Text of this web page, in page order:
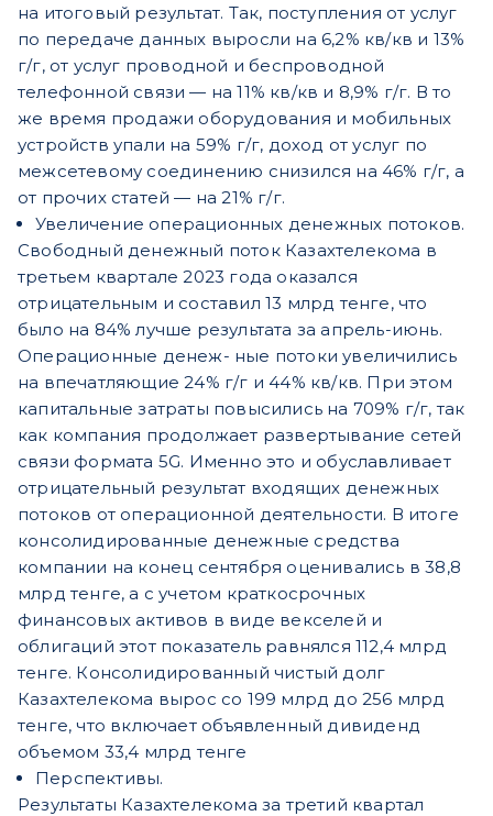
на итоговый результат. Так, поступления от услуг
по передаче данных выросли на 6,2% кв/кв и 13%
г/г, от услуг проводной и беспроводной
телефонной связи — на 11% кв/кв и 8,9% г/г. В то
же время продажи оборудования и мобильных
устройств упали на 59% г/г, доход от услуг по
межсетевому соединению снизился на 46% г/г, а
от прочих статей — на 21% г/г.
Увеличение операционных денежных потоков.
Свободный денежный поток Казахтелекома в
третьем квартале 2023 года оказался
отрицательным и составил 13 млрд тенге, что
было на 84% лучше результата за апрель-июнь.
Операционные денеж- ные потоки увеличились
на впечатляющие 24% г/г и 44% кв/кв. При этом
капитальные затраты повысились на 709% г/г, так
как компания продолжает развертывание сетей
связи формата 5G. Именно это и обуславливает
отрицательный результат входящих денежных
потоков от операционной деятельности. В итоге
консолидированные денежные средства
компании на конец сентября оценивались в 38,8
млрд тенге, а с учетом краткосрочных
финансовых активов в виде векселей и
облигаций этот показатель равнялся 112,4 млрд
тенге. Консолидированный чистый долг
Казахтелекома вырос со 199 млрд до 256 млрд
тенге, что включает объявленный дивиденд
объемом 33,4 млрд тенге
Перспективы.
Результаты Казахтелекома за третий квартал